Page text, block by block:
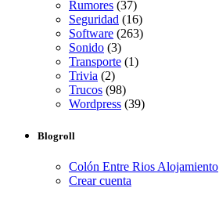
Rumores (37)
Seguridad (16)
Software (263)
Sonido (3)
Transporte (1)
Trivia (2)
Trucos (98)
Wordpress (39)
Blogroll
Colón Entre Rios Alojamiento
Crear cuenta